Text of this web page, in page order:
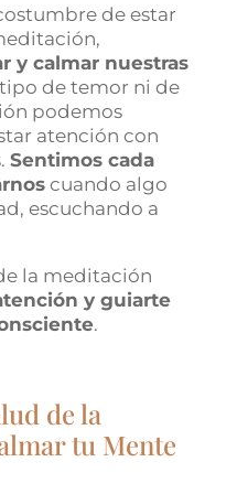
de estar
y calmar nuestras
de temor ni de
podemos
atención con
Sentimos cada
cuando algo
escuchando a
la meditación
y guiarte
.
de la
tu Mente